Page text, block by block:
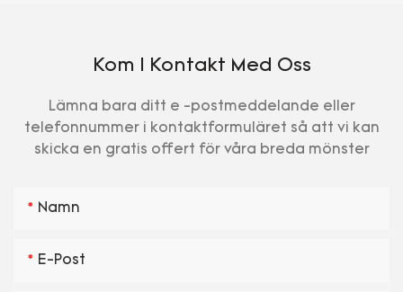
Kom I Kontakt Med Oss
Lämna bara ditt e -postmeddelande eller
telefonnummer i kontaktformuläret så att vi kan
skicka en gratis offert för våra breda mönster
Namn
E-Post